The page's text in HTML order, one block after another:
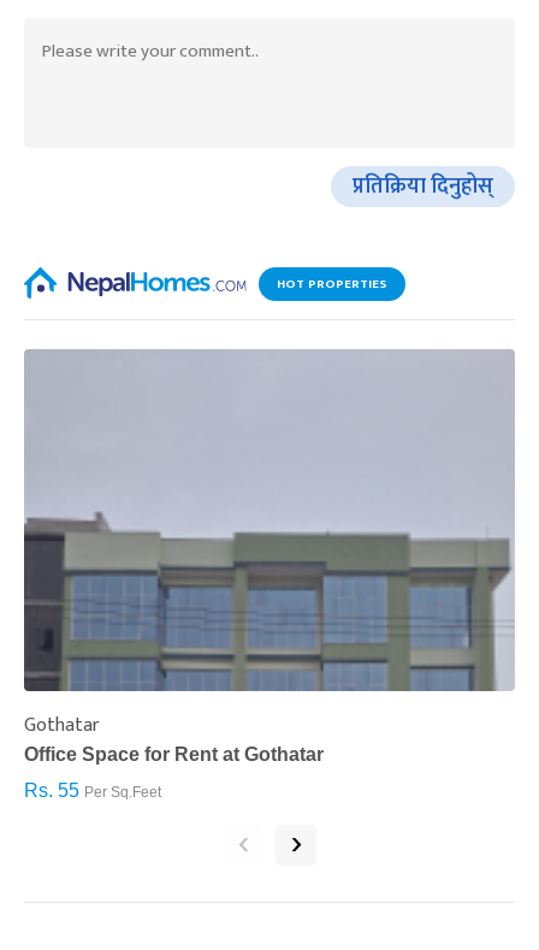
प्रतिक्रिया दिनुहोस्
HOT PROPERTIES
Gothatar
Office Space for Rent at Gothatar
Rs. 55 Per Sq.Feet
‹ ›